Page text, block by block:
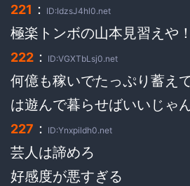
221 ： ID:IdzsJ4hl0.net
極楽トンボの山本見習えや！
222 ： ID:VGXTbLsj0.net
何億も稼いでたっぷり蓄え
は遊んで暮らせばいいじゃ
227 ： ID:Ynxpildh0.net
芸人は諦めろ
好感度が悪すぎる